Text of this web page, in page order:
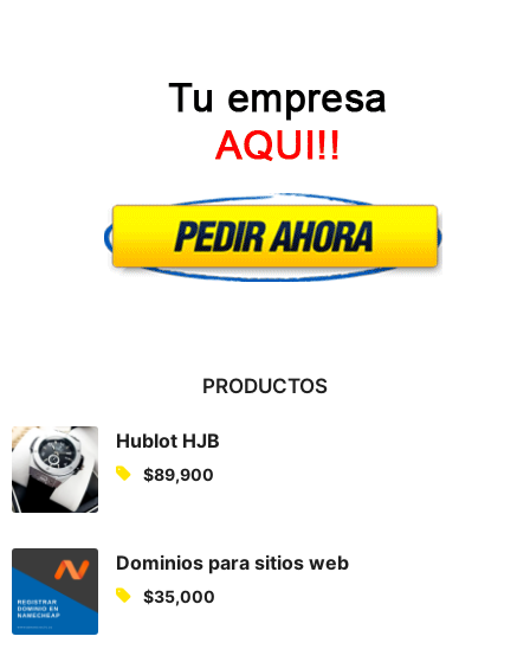
PRODUCTOS
Hublot HJB
$89,900
Dominios para sitios web
$35,000